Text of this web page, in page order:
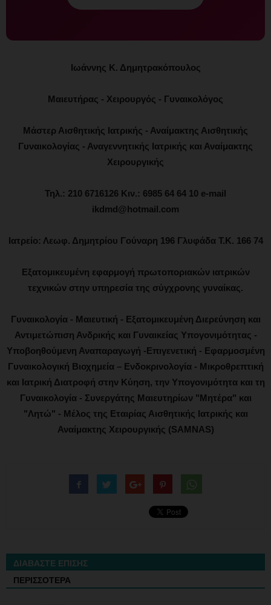
Ιωάννης Κ. Δημητρακόπουλος
Μαιευτήρας - Χειρουργός - Γυναικολόγος
Μάστερ Αισθητικής Ιατρικής - Αναίμακτης Αισθητικής
Γυναικολογίας - Αναγεννητικής Ιατρικής και Αναίμακτης
Χειρουργικής
Τηλ.: 210 6716126 Κιν.: 6985 64 64 10 e-mail
ikdmd@hotmail.com
Ιατρείο: Λεωφ. Δημητρίου Γούναρη 196 Γλυφάδα Τ.Κ. 166 74
Εξατομικευμένη εφαρμογή πρωτοποριακών ιατρικών
τεχνικών στην υπηρεσία της σύγχρονης γυναίκας.
Γυναικολογία - Μαιευτική - Εξατομικευμένη Διερεύνηση και
Αντιμετώπιση Ανδρικής και Γυναικείας Υπογονιμότητας -
Υποβοηθούμενη Αναπαραγωγή -Επιγενετική - Εφαρμοσμένη
Γυναικολογική Βιοχημεία – Ενδοκρινολογία - Μικροθρεπτική
και Ιατρική Διατροφή στην Κύηση, την Υπογονιμότητα και τη
Γυναικολογία - Συνεργάτης Μαιευτηρίων "Μητέρα" και
"Λητώ" - Μέλος της Εταιρίας Αισθητικής Ιατρικής και
Αναίμακτης Χειρουργικής (SAMNAS)
ΔΙΑΒΑΣΤΕ ΕΠΙΣΗΣ
ΠΕΡΙΣΣΟΤΕΡΑ